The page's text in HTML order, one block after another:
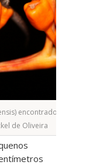
encontrado na região
de Oliveira